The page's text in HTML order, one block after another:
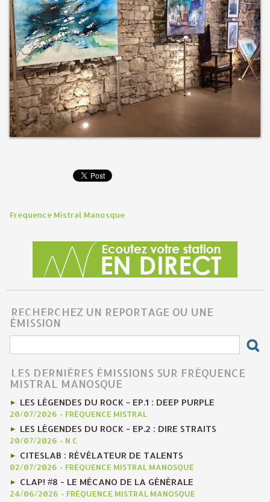
Fréquence Mistral Manosque
RECHERCHEZ UN REPORTAGE OU UNE
ÉMISSION
LES DERNIÈRES ÉMISSIONS SUR FRÉQUENCE
MISTRAL MANOSQUE
LES LÉGENDES DU ROCK - EP.1 : DEEP PURPLE
20/07/2026 - FRÉQUENCE MISTRAL
LES LÉGENDES DU ROCK - EP.2 : DIRE STRAITS
20/07/2026 - N C
CITESLAB : RÉVÉLATEUR DE TALENTS
02/07/2026 - FRÉQUENCE MISTRAL MANOSQUE
CLAP! #8 - LE MÉCANO DE LA GÉNÉRALE
24/06/2026 - FRÉQUENCE MISTRAL MANOSQUE